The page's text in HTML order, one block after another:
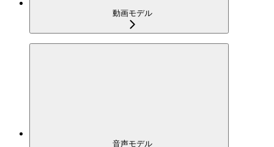
動画モデル
音声モデル